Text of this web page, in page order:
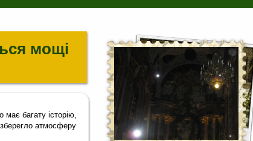
мощі
має багату історію,
зберегло атмосферу